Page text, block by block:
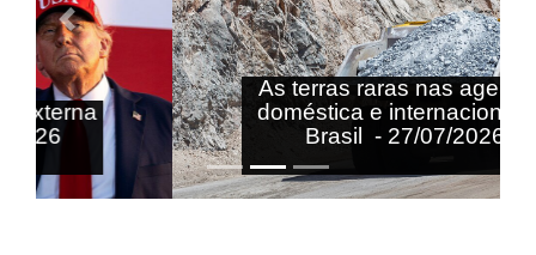
As terras raras nas agendas
doméstica e internacional do
Brasil - 27/07/2026
Anterior Próximo